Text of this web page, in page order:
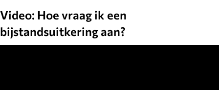
Video: Hoe vraag ik een
bijstandsuitkering aan?